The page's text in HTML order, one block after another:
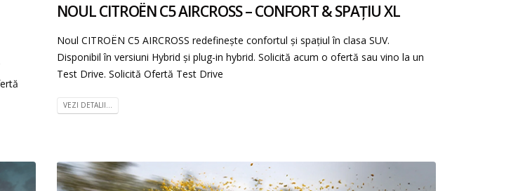
NOUL CITROËN C5 AIRCROSS – CONFORT & SPAȚIU XL
Noul CITROËN C5 AIRCROSS redefinește confortul și spațiul în clasa SUV.
Disponibil în versiuni Hybrid și plug-in hybrid. Solicită acum o ofertă sau vino la un
Test Drive. Solicită Ofertă Test Drive
VEZI DETALII...